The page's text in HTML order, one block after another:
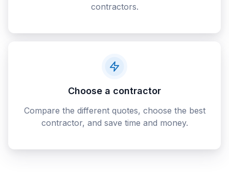
contractors.
Choose a contractor
Compare the different quotes, choose the best
contractor, and save time and money.